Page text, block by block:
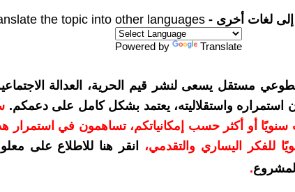
لغات أخرى - the topic into other languages
Powered by Translate
مستقل يسعى لنشر قيم الحرية، العدالة
استمراره واستقلاليته، يعتمد بشكل كامل على دعمكم.
10 دولارات سنويًا أو أكثر حسب إمكانياتكم، تساهمون في استمرار
للفكر اليساري والتقدمي،
انقر هنا للاطلاع على
.